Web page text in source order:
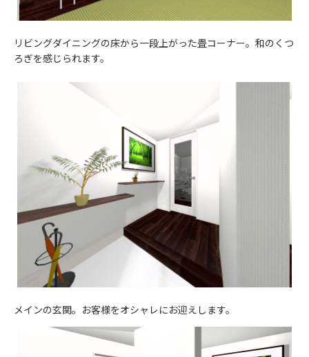
リビングダイニングの床から一段上がった畳コーナー。和のくつ
ろぎを感じられます。
メインの玄関。お客様をオシャレにお迎えします。